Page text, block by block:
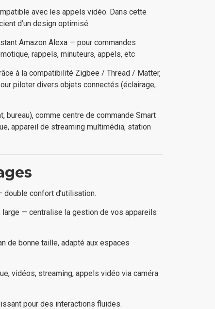
avec les appels vidéo. Dans cette
d’un design optimisé.
Amazon Alexa — pour commandes
rappels, minuteurs, appels, etc
à la compatibilité Zigbee / Thread / Matter,
piloter divers objets connectés (éclairage,
bureau), comme centre de commande Smart
appareil de streaming multimédia, station
confort d’utilisation.
— centralise la gestion de vos appareils
de bonne taille, adapté aux espaces
vidéos, streaming, appels vidéo via caméra
pour des interactions fluides.